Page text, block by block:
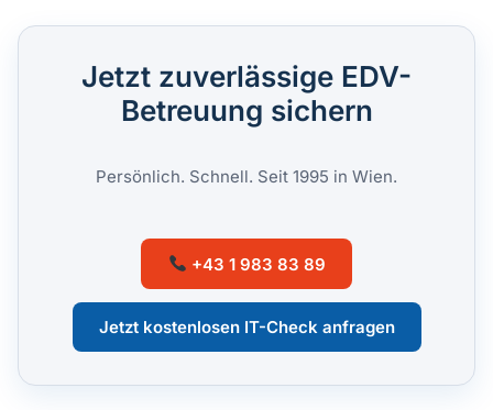
Jetzt zuverlässige EDV-
Betreuung sichern
Persönlich. Schnell. Seit 1995 in Wien.
+43 1 983 83 89
Jetzt kostenlosen IT-Check anfragen